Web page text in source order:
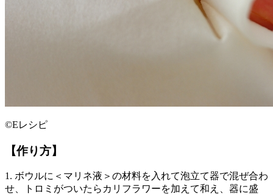
©Eレシピ
【作り方】
1. ボウルに＜マリネ液＞の材料を入れて泡立て器で混ぜ合わ
せ、トロミがついたらカリフラワーを加えて和え、器に盛